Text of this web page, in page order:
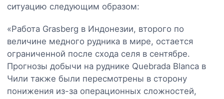
ситуацию следующим образом:
«Работа Grasberg в Индонезии, второго по
величине медного рудника в мире, остается
ограниченной после схода селя в сентябре.
Прогнозы добычи на руднике Quebrada Blanca в
Чили также были пересмотрены в сторону
понижения из-за операционных сложностей,